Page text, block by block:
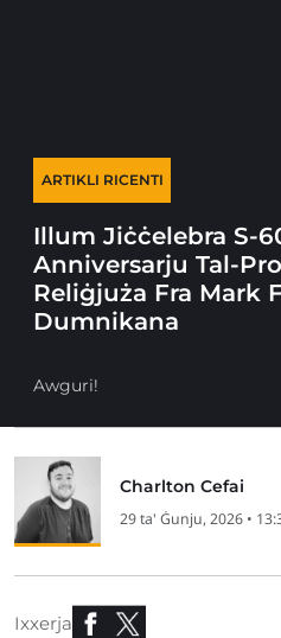
ARTIKLI RICENTI
Illum Jiċċelebra S-
Anniversarju Tal-
Reliġjuża Fra Mark
Dumnikana
Awguri!
Charlton Cefai
29 ta' Ġunju, 2026 •
Ixxerja